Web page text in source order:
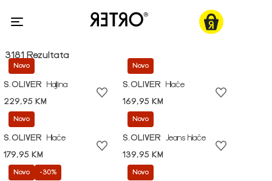
3181 Rezultata
Novo
S.OLIVER
Haljina
229,95 KM
Novo
S.OLIVER
Hlače
169,95 KM
Novo
S.OLIVER
Hlače
179,95 KM
Novo
S.OLIVER
Jeans hlače
139,95 KM
Novo -30% Novo